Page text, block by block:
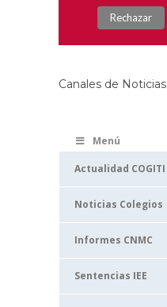
Canales de Noticias
Menú
Actualidad COGITI
Noticias Colegios
Informes CNMC
Sentencias IEE